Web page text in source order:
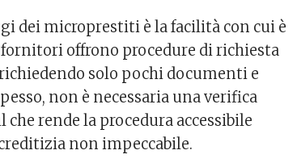
dei microprestiti è la facilità con cui è
offrono procedure di richiesta
solo pochi documenti e
non è necessaria una verifica
rende la procedura accessibile
non impeccabile.